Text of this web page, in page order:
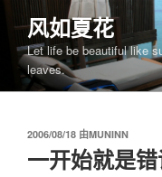
风如夏花
Let life be beautiful like
leaves.
发
2006/08/18 由MUNINN
一开始就是